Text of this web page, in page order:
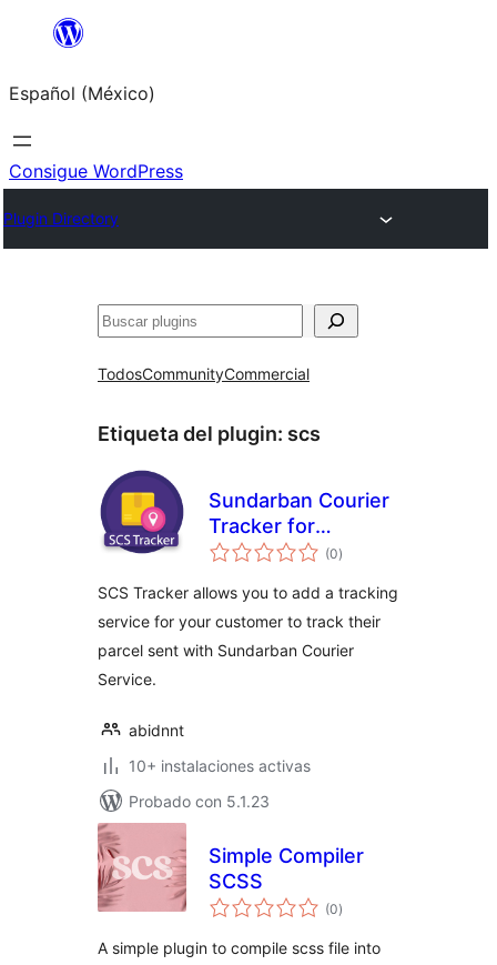
Saltar
contenido
Español (México)
Consigue WordPress
Plugin Directory
Buscar
TodosCommunityCommercial
Etiqueta del plugin: scs
Sundarban Courier
Tracker for
WooCommerce
(0total
de
)
SCS Tracker allows you to add a tracking
service for your customer to track their
parcel sent with Sundarban Courier
Service.
abidnnt
10+ instalaciones activas
Probado con 5.1.23
Simple Compiler
SCSS
(0total
de
)
A simple plugin to compile scss file into